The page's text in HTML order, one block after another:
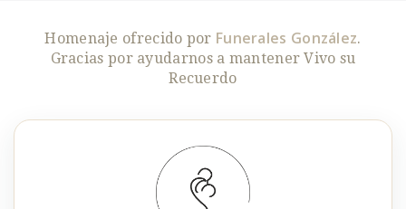
Homenaje ofrecido por Funerales González.
Gracias por ayudarnos a mantener Vivo su
Recuerdo